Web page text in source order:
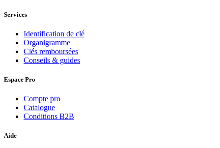
Services
Identification de clé
Organigramme
Clés remboursées
Conseils & guides
Espace Pro
Compte pro
Catalogue
Conditions B2B
Aide